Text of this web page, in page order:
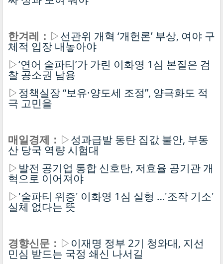
한겨레： ▷선관위 개혁 ‘개헌론’ 부상, 여야 구
체적 입장 내놓아야
▷‘연어 술파티’가 가린 이화영 1심 본질은 검
찰 공소권 남용
▷정책실장 “보유·양도세 조정”, 양극화도 적
극 고민을
매일경제： ▷성과급발 동탄 집값 불안, 부동
산 당국 역량 시험대
▷ 발전 공기업 통합 신호탄, 저효율 공기관 개
혁으로 이어져야
▷'술파티 위증' 이화영 1심 실형 …'조작 기소'
실체 없다는 뜻
경향신문： ▷ 이재명 정부 2기 청와대, 지선
민심 받드는 국정 쇄신 나서길